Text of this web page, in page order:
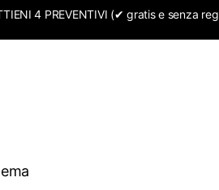
4 PREVENTIVI (✔ gratis e senza